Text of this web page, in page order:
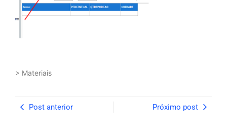
> Materiais
Post anterior Próximo post